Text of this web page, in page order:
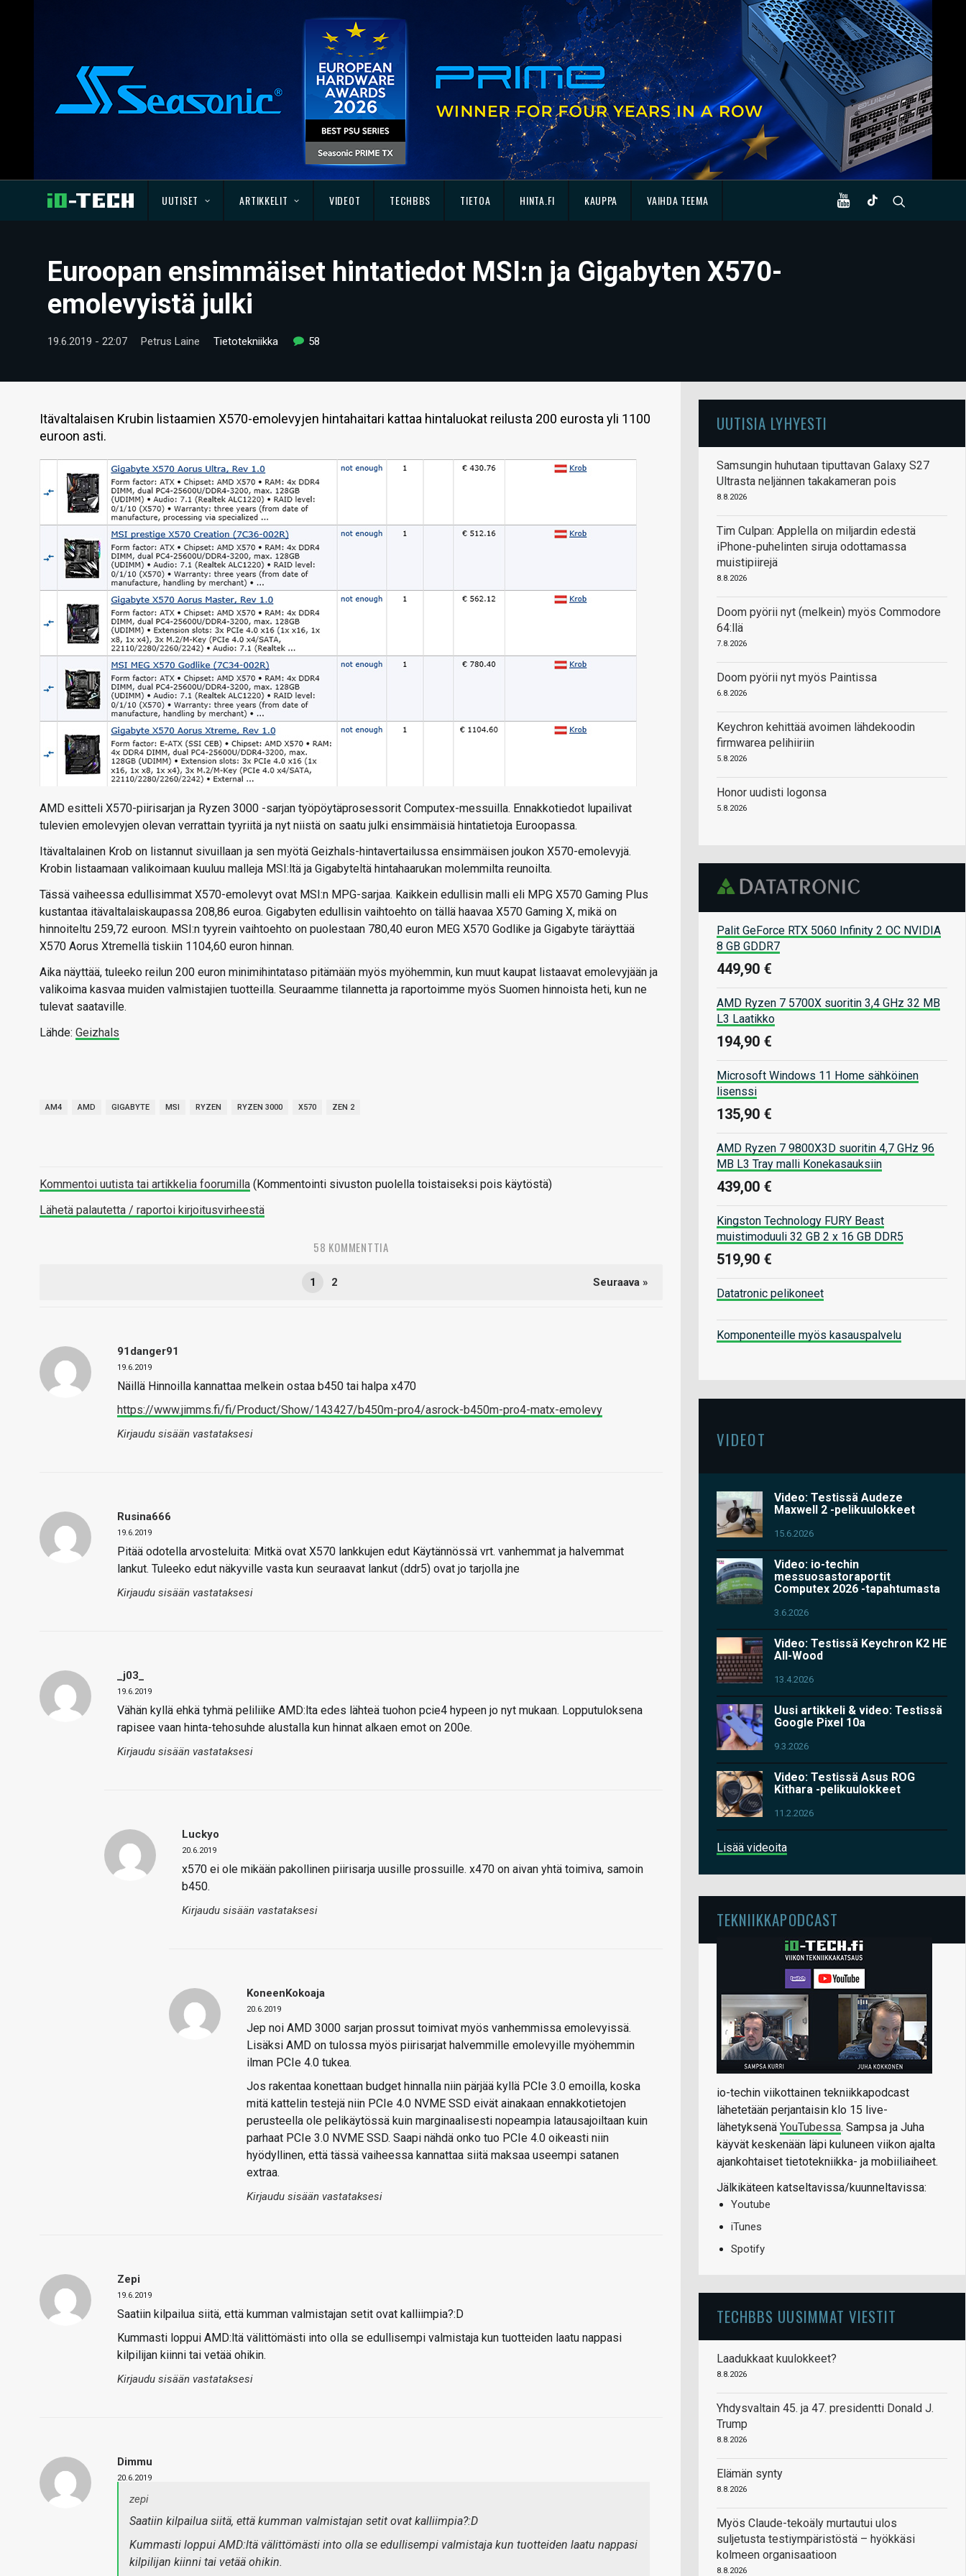
UUTISET ARTIKKELIT VIDEOT TECHBBS TIETOA HINTA.FI KAUPPA VAIHDA TEEMA
Euroopan ensimmäiset hintatiedot MSI:n ja Gigabyten X570-
emolevyistä julki
19.6.2019 - 22:07 Petrus Laine Tietotekniikka 58
Itävaltalaisen Krubin listaamien X570-emolevyjen hintahaitari kattaa hintaluokat reilusta 200 eurosta yli 1100
euroon asti.
AMD esitteli X570-piirisarjan ja Ryzen 3000 -sarjan työpöytäprosessorit Computex-messuilla. Ennakkotiedot lupailivat
tulevien emolevyjen olevan verrattain tyyriitä ja nyt niistä on saatu julki ensimmäisiä hintatietoja Euroopassa.
Itävaltalainen Krob on listannut sivuillaan ja sen myötä Geizhals-hintavertailussa ensimmäisen joukon X570-emolevyjä.
Krobin listaamaan valikoimaan kuuluu malleja MSI:ltä ja Gigabyteltä hintahaarukan molemmilta reunoilta.
Tässä vaiheessa edullisimmat X570-emolevyt ovat MSI:n MPG-sarjaa. Kaikkein edullisin malli eli MPG X570 Gaming Plus
kustantaa itävaltalaiskaupassa 208,86 euroa. Gigabyten edullisin vaihtoehto on tällä haavaa X570 Gaming X, mikä on
hinnoiteltu 259,72 euroon. MSI:n tyyrein vaihtoehto on puolestaan 780,40 euron MEG X570 Godlike ja Gigabyte täräyttää
X570 Aorus Xtremellä tiskiin 1104,60 euron hinnan.
Aika näyttää, tuleeko reilun 200 euron minimihintataso pitämään myös myöhemmin, kun muut kaupat listaavat emolevyjään ja
valikoima kasvaa muiden valmistajien tuotteilla. Seuraamme tilannetta ja raportoimme myös Suomen hinnoista heti, kun ne
tulevat saataville.
Lähde: Geizhals
AM4 AMD GIGABYTE MSI RYZEN RYZEN 3000 X570 ZEN 2
Kommentoi uutista tai artikkelia foorumilla (Kommentointi sivuston puolella toistaiseksi pois käytöstä)
Lähetä palautetta / raportoi kirjoitusvirheestä
58 KOMMENTTIA
1 2 Seuraava »
91danger91
19.6.2019
Näillä Hinnoilla kannattaa melkein ostaa b450 tai halpa x470
https://www.jimms.fi/fi/Product/Show/143427/b450m-pro4/asrock-b450m-pro4-matx-emolevy
Kirjaudu sisään vastataksesi
Rusina666
19.6.2019
Pitää odotella arvosteluita: Mitkä ovat X570 lankkujen edut Käytännössä vrt. vanhemmat ja halvemmat
lankut. Tuleeko edut näkyville vasta kun seuraavat lankut (ddr5) ovat jo tarjolla jne
Kirjaudu sisään vastataksesi
_j03_
19.6.2019
Vähän kyllä ehkä tyhmä peliliike AMD:lta edes lähteä tuohon pcie4 hypeen jo nyt mukaan. Lopputuloksena
rapisee vaan hinta-tehosuhde alustalla kun hinnat alkaen emot on 200e.
Kirjaudu sisään vastataksesi
Luckyo
20.6.2019
x570 ei ole mikään pakollinen piirisarja uusille prossuille. x470 on aivan yhtä toimiva, samoin
b450.
Kirjaudu sisään vastataksesi
KoneenKokoaja
20.6.2019
Jep noi AMD 3000 sarjan prossut toimivat myös vanhemmissa emolevyissä.
Lisäksi AMD on tulossa myös piirisarjat halvemmille emolevyille myöhemmin
ilman PCIe 4.0 tukea.
Jos rakentaa konettaan budget hinnalla niin pärjää kyllä PCIe 3.0 emoilla, koska
mitä kattelin testejä niin PCIe 4.0 NVME SSD eivät ainakaan ennakkotietojen
perusteella ole pelikäytössä kuin marginaalisesti nopeampia latausajoiltaan kuin
parhaat PCIe 3.0 NVME SSD. Saapi nähdä onko tuo PCIe 4.0 oikeasti niin
hyödyllinen, että tässä vaiheessa kannattaa siitä maksaa useempi satanen
extraa.
Kirjaudu sisään vastataksesi
Zepi
19.6.2019
Saatiin kilpailua siitä, että kumman valmistajan setit ovat kalliimpia?:D
Kummasti loppui AMD:ltä välittömästi into olla se edullisempi valmistaja kun tuotteiden laatu nappasi
kilpilijan kiinni tai vetää ohikin.
Kirjaudu sisään vastataksesi
Dimmu
20.6.2019
zepi
Saatiin kilpailua siitä, että kumman valmistajan setit ovat kalliimpia?:D
Kummasti loppui AMD:ltä välittömästi into olla se edullisempi valmistaja kun tuotteiden laatu nappasi
kilpilijan kiinni tai vetää ohikin.
UUTISIA LYHYESTI
Samsungin huhutaan tiputtavan Galaxy S27
Ultrasta neljännen takakameran pois
8.8.2026
Tim Culpan: Applella on miljardin edestä
iPhone-puhelinten siruja odottamassa
muistipiirejä
8.8.2026
Doom pyörii nyt (melkein) myös Commodore
64:llä
7.8.2026
Doom pyörii nyt myös Paintissa
6.8.2026
Keychron kehittää avoimen lähdekoodin
firmwarea pelihiiriin
5.8.2026
Honor uudisti logonsa
5.8.2026
Palit GeForce RTX 5060 Infinity 2 OC NVIDIA
8 GB GDDR7
449,90 €
AMD Ryzen 7 5700X suoritin 3,4 GHz 32 MB
L3 Laatikko
194,90 €
Microsoft Windows 11 Home sähköinen
lisenssi
135,90 €
AMD Ryzen 7 9800X3D suoritin 4,7 GHz 96
MB L3 Tray malli Konekasauksiin
439,00 €
Kingston Technology FURY Beast
muistimoduuli 32 GB 2 x 16 GB DDR5
519,90 €
Datatronic pelikoneet
Komponenteille myös kasauspalvelu
VIDEOT
Video: Testissä Audeze
Maxwell 2 -pelikuulokkeet
15.6.2026
Video: io-techin
messuosastoraportit
Computex 2026 -tapahtumasta
3.6.2026
Video: Testissä Keychron K2 HE
All-Wood
13.4.2026
Uusi artikkeli & video: Testissä
Google Pixel 10a
9.3.2026
Video: Testissä Asus ROG
Kithara -pelikuulokkeet
11.2.2026
Lisää videoita
TEKNIIKKAPODCAST
io-techin viikottainen tekniikkapodcast
lähetetään perjantaisin klo 15 live-
lähetyksenä YouTubessa. Sampsa ja Juha
käyvät keskenään läpi kuluneen viikon ajalta
ajankohtaiset tietotekniikka- ja mobiiliaiheet.
Jälkikäteen katseltavissa/kuunneltavissa:
Youtube
iTunes
Spotify
TECHBBS UUSIMMAT VIESTIT
Laadukkaat kuulokkeet?
8.8.2026
Yhdysvaltain 45. ja 47. presidentti Donald J.
Trump
8.8.2026
Elämän synty
8.8.2026
Myös Claude-tekoäly murtautui ulos
suljetusta testiympäristöstä – hyökkäsi
kolmeen organisaatioon
8.8.2026